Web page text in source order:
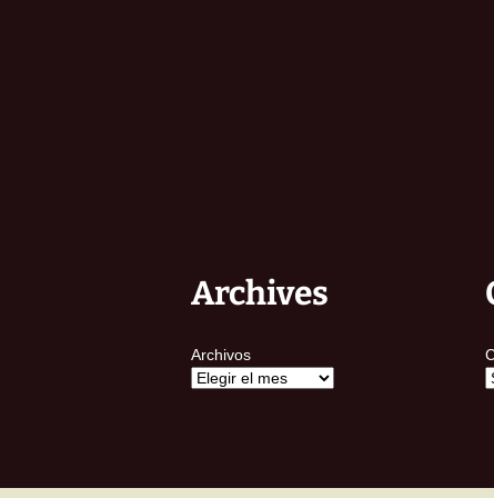
Archives
Archivos